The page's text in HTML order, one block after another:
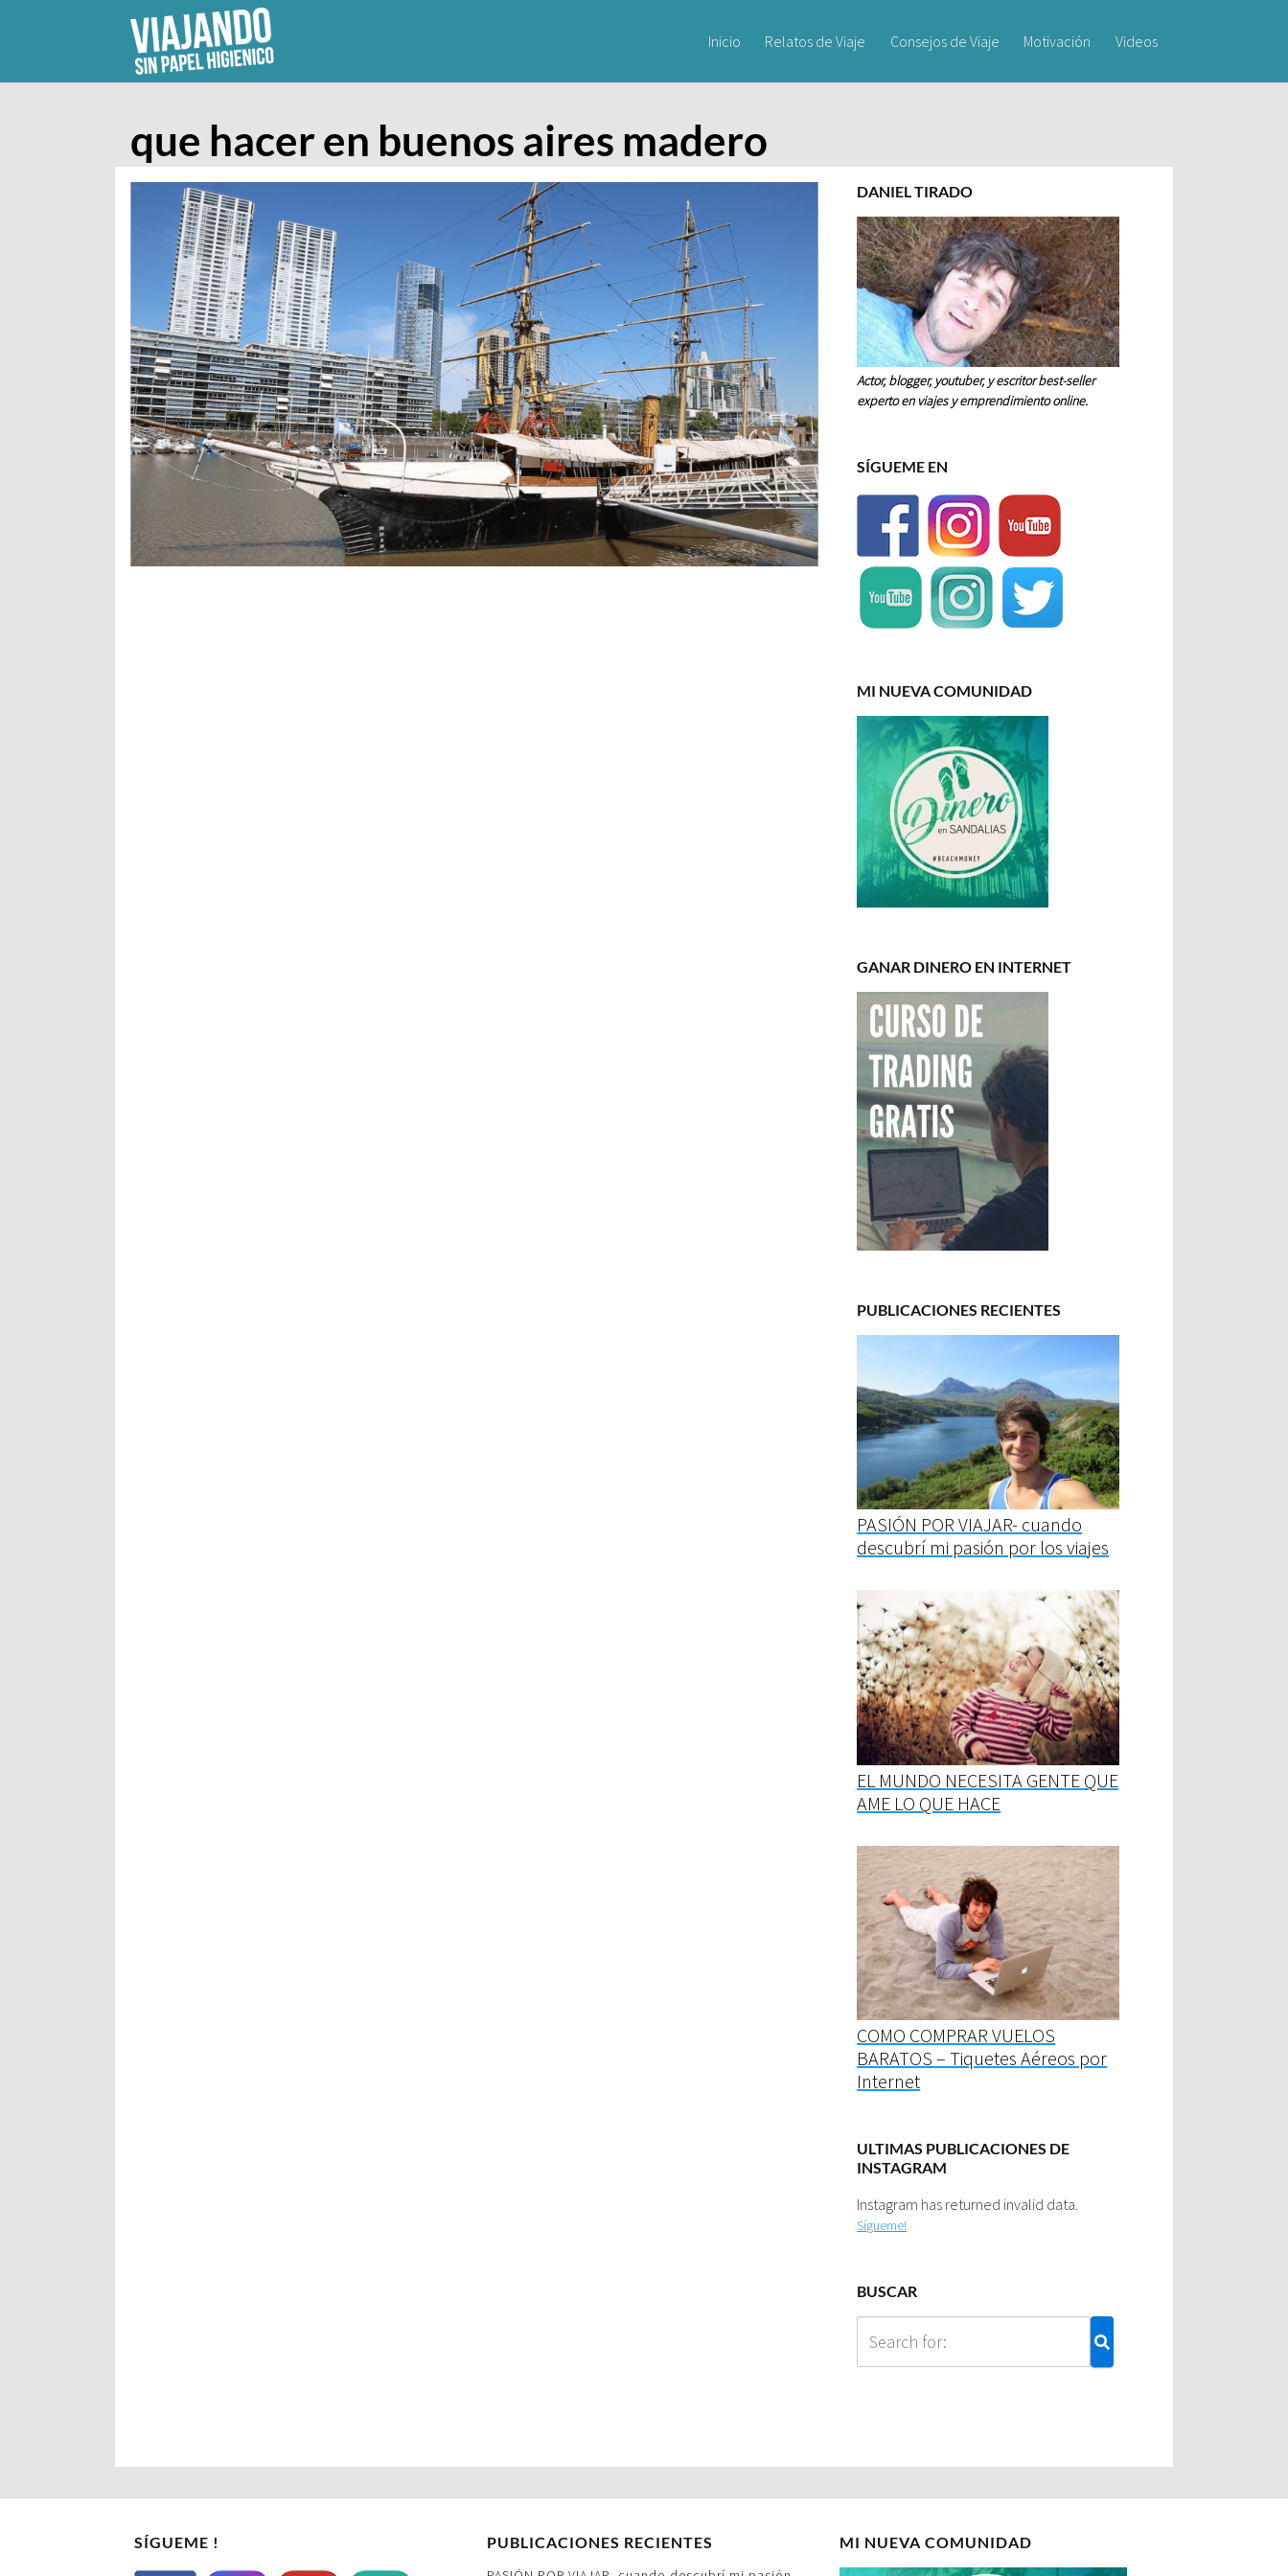
Inicio Relatos de Viaje Consejos de Viaje Motivación Videos
que hacer en buenos aires madero
DANIEL TIRADO
Actor, blogger, youtuber, y escritor best-seller
experto en viajes y emprendimiento online.
SÍGUEME EN
MI NUEVA COMUNIDAD
GANAR DINERO EN INTERNET
PUBLICACIONES RECIENTES
PASIÓN POR VIAJAR- cuando
descubrí mi pasión por los viajes
EL MUNDO NECESITA GENTE QUE
AME LO QUE HACE
COMO COMPRAR VUELOS
BARATOS – Tiquetes Aéreos por
Internet
ULTIMAS PUBLICACIONES DE
INSTAGRAM
Instagram has returned invalid data.
Sígueme!
BUSCAR
SÍGUEME ! PUBLICACIONES RECIENTES MI NUEVA COMUNIDAD